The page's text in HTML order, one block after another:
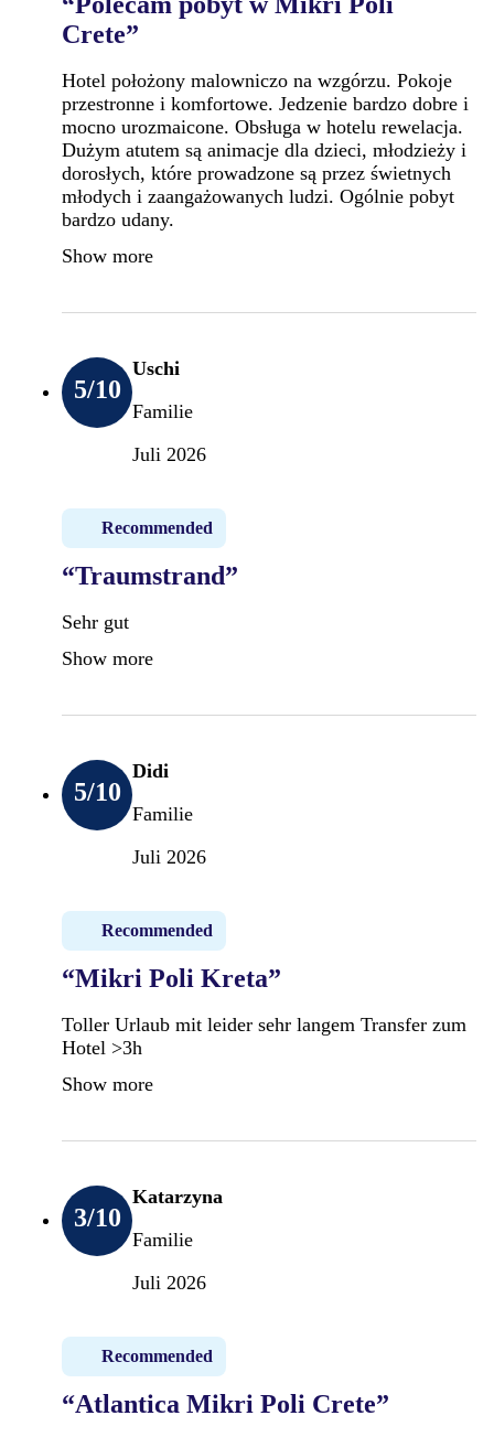
Crete”
Hotel położony malowniczo na wzgórzu. Pokoje
przestronne i komfortowe. Jedzenie bardzo dobre i
mocno urozmaicone. Obsługa w hotelu rewelacja.
Dużym atutem są animacje dla dzieci, młodzieży i
dorosłych, które prowadzone są przez świetnych
młodych i zaangażowanych ludzi. Ogólnie pobyt
bardzo udany.
Show more
5/10
Uschi
Familie
Juli 2026
Recommended
“Traumstrand”
Sehr gut
Show more
5/10
Didi
Familie
Juli 2026
Recommended
“Mikri Poli Kreta”
Toller Urlaub mit leider sehr langem Transfer zum
Hotel >3h
Show more
3/10
Katarzyna
Familie
Juli 2026
Recommended
“Atlantica Mikri Poli Crete”